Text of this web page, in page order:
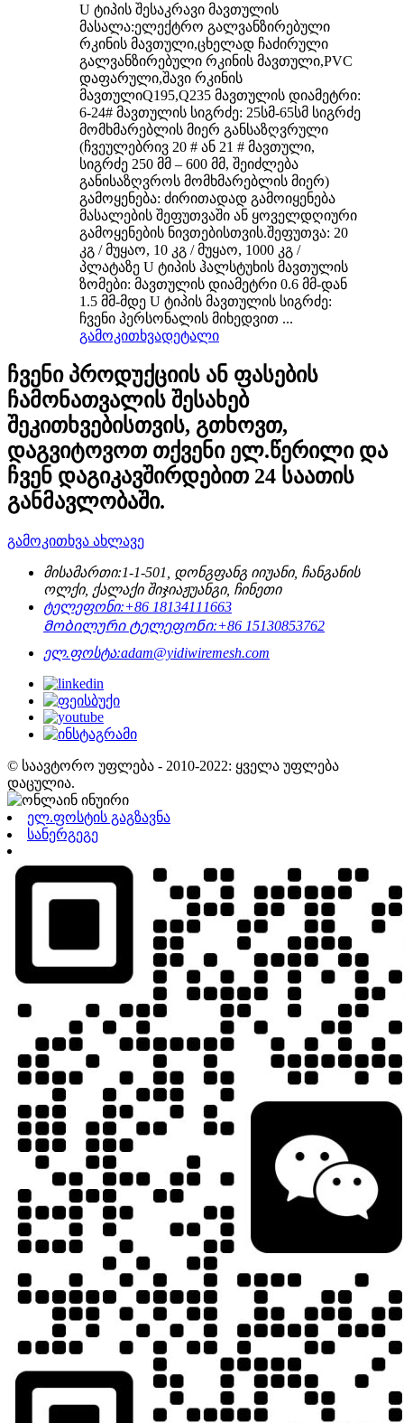
U ტიპის შესაკრავი მავთულის
მასალა:ელექტრო გალვანზირებული
რკინის მავთული,ცხელად ჩაძირული
გალვანზირებული რკინის მავთული,PVC
დაფარული,შავი რკინის
მავთულიQ195,Q235 მავთულის დიამეტრი:
6-24# მავთულის სიგრძე: 25სმ-65სმ სიგრძე
მომხმარებლის მიერ განსაზღვრული
(ჩვეულებრივ 20 # ან 21 # მავთული,
სიგრძე 250 მმ – 600 მმ, შეიძლება
განისაზღვროს მომხმარებლის მიერ)
გამოყენება: ძირითადად გამოიყენება
მასალების შეფუთვაში ან ყოველდღიური
გამოყენების ნივთებისთვის.შეფუთვა: 20
კგ / მუყაო, 10 კგ / მუყაო, 1000 კგ /
პლატაზე U ტიპის ჰალსტუხის მავთულის
ზომები: მავთულის დიამეტრი 0.6 მმ-დან
1.5 მმ-მდე U ტიპის მავთულის სიგრძე:
ჩვენი პერსონალის მიხედვით ...
გამოკითხვადეტალი
ჩვენი პროდუქციის ან ფასების
ჩამონათვალის შესახებ
შეკითხვებისთვის, გთხოვთ,
დაგვიტოვოთ თქვენი ელ.წერილი და
ჩვენ დაგიკავშირდებით 24 საათის
განმავლობაში.
გამოკითხვა ახლავე
მისამართი:1-1-501, დონგფანგ იიუანი, ჩანგანის
ოლქი, ქალაქი შიჯიაჟუანგი, ჩინეთი
ტელეფონი:+86 18134111663
Მობილური ტელეფონი:+86 15130853762
ელ.ფოსტა:adam@yidiwiremesh.com
© საავტორო უფლება - 2010-2022: ყველა უფლება
დაცულია.
ელ.ფოსტის გაგზავნა
სანერგეგე